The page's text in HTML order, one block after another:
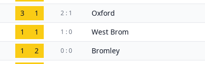
3 1 2 : 1 Oxford
1 1 1 : 0 West Brom
1 2 0 : 0 Bromley